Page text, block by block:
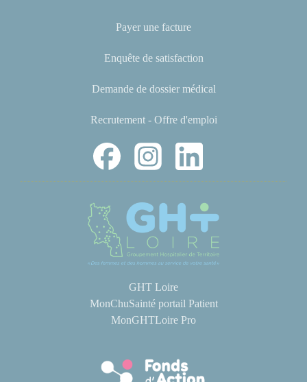
Payer une facture
Enquête de satisfaction
Demande de dossier médical
Recrutement - Offre d'emploi
GHT Loire
MonChuSainté portail Patient
MonGHTLoire Pro